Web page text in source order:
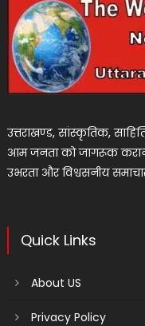
उत्तराखण्ड, सांस्कृतिक,
आम जनता को जागरूक कराना
उभरता और विश्वसनीय
Quick Links
About US
Privacy Policy